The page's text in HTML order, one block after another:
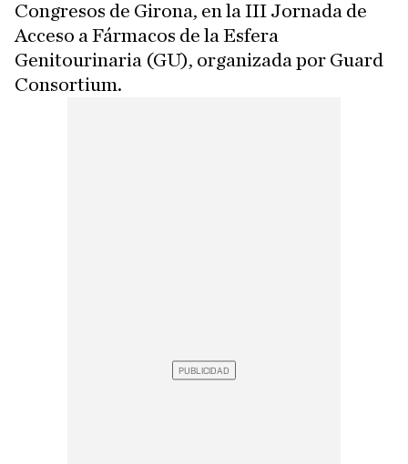
Congresos de Girona, en la III Jornada de
Acceso a Fármacos de la Esfera
Genitourinaria (GU), organizada por Guard
Consortium.